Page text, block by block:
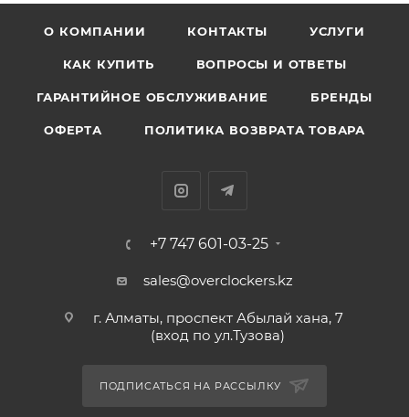
О КОМПАНИИ КОНТАКТЫ УСЛУГИ
КАК КУПИТЬ ВОПРОСЫ И ОТВЕТЫ
ГАРАНТИЙНОЕ ОБСЛУЖИВАНИЕ БРЕНДЫ
ОФЕРТА ПОЛИТИКА ВОЗВРАТА ТОВАРА
+7 747 601-03-25
sales@overclockers.kz
г. Алматы, проспект Абылай хана, 7
(вход по ул.Тузова)
ПОДПИСАТЬСЯ НА РАССЫЛКУ